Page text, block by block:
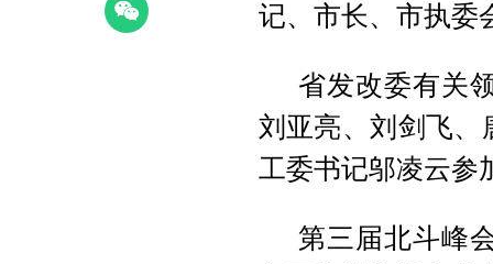
记、市长、市执委
省发改委有关
刘亚亮、刘剑飞、
工委书记邬凌云参
第三届北斗峰